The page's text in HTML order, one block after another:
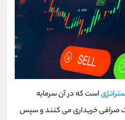
است که در آن سرمایه
یک صرافی خریداری می کنند و سپس